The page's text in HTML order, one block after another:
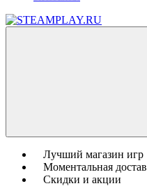
Лучший магазин игр
Моментальная
Скидки и акции